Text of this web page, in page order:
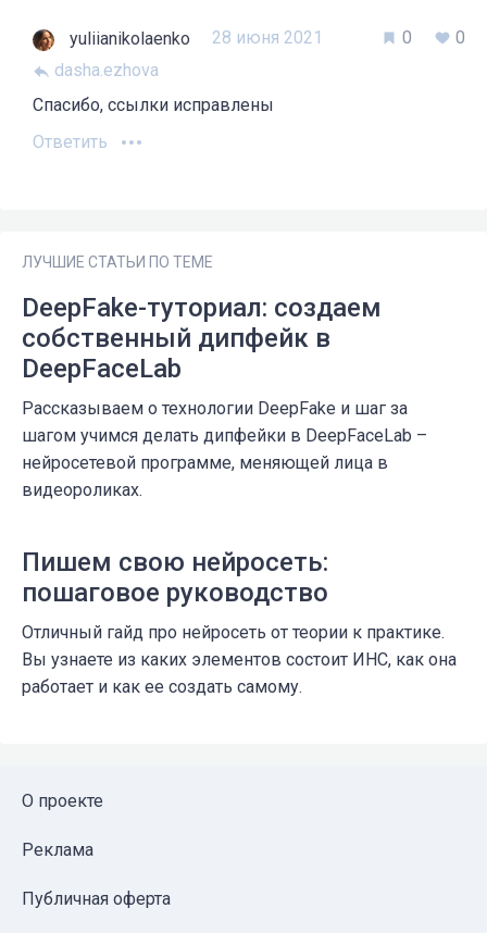
yuliianikolaenko
28 июня 2021
dasha.ezhova
0 0
Спасибо, ссылки исправлены
Ответить
ЛУЧШИЕ СТАТЬИ ПО ТЕМЕ
DeepFake-туториал: создаем
собственный дипфейк в
DeepFaceLab
Рассказываем о технологии DeepFake и шаг за
шагом учимся делать дипфейки в DeepFaceLab –
нейросетевой программе, меняющей лица в
видеороликах.
Пишем свою нейросеть:
пошаговое руководство
Отличный гайд про нейросеть от теории к практике.
Вы узнаете из каких элементов состоит ИНС, как она
работает и как ее создать самому.
О проекте
Реклама
Публичная оферта